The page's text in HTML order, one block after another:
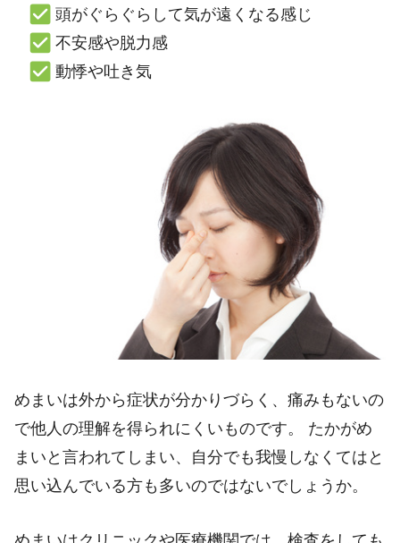
頭がぐらぐらして気が遠くなる感じ
不安感や脱力感
動悸や吐き気
めまいは外から症状が分かりづらく、痛みもないの
で他人の理解を得られにくいものです。 たかがめ
まいと言われてしまい、自分でも我慢しなくてはと
思い込んでいる方も多いのではないでしょうか。